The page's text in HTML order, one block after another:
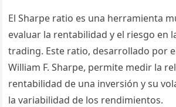
El Sharpe ratio es una herramienta
evaluar la rentabilidad y el riesgo en
trading. Este ratio, desarrollado por
William F. Sharpe, permite medir la
rentabilidad de una inversión y su
la variabilidad de los rendimientos.